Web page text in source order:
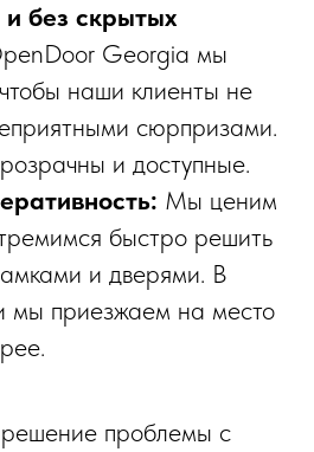
без скрытых
Georgia мы
наши клиенты не
сюрпризами.
и доступные.
Мы ценим
быстро решить
и дверями. В
мы приезжаем на место
проблемы с